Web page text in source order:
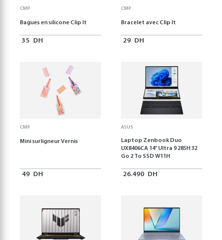
CMP
Bagues en silicone Clip It
35 DH
CMP
Bracelet avec Clip It
29 DH
CMP
Mini surligneur Vernis
49 DH
ASUS
Laptop Zenbook Duo
UX8406CA 14'' Ultra 9 285H 32
Go 2 To SSD W11H
26.490 DH